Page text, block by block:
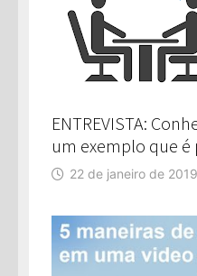
ENTREVISTA:
um exemplo que é
22 de janeiro de 2019